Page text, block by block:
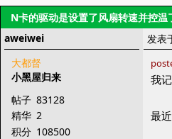
N卡的驱动是设置了风扇转速并控温
aweiwei
大都督
小黑屋归来
帖子 83128
精华 2
积分 108500
发表
我
最